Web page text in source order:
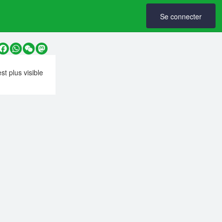
Se connecter
Facebook
WhatsApp
WeChatMastodon
plus visible